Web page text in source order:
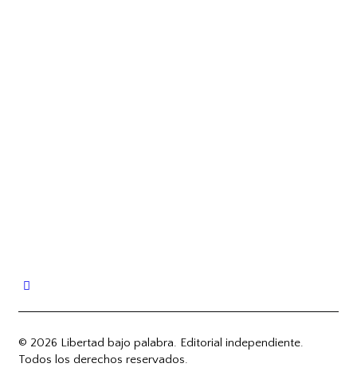
© 2026 Libertad bajo palabra. Editorial independiente.
Todos los derechos reservados.